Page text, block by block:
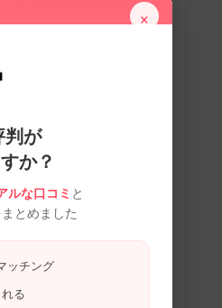
×
が
か？
ルな口コミ と
とめました
ッチング
る